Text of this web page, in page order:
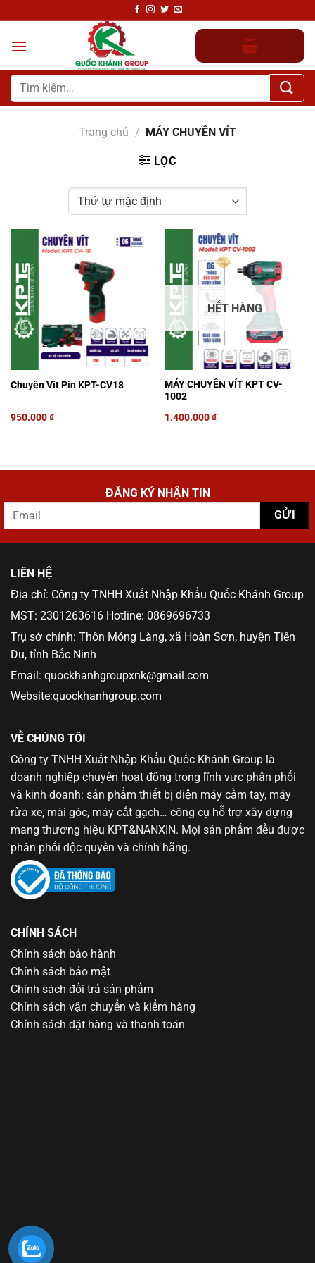
đến
nội
Tìm
kiếm:
Trang chủ / MÁY CHUYÊN VÍT
LỌC
Chuyên Vít Pin KPT-CV18
950.000₫
HẾT HÀNG
MÁY CHUYÊN VÍT KPT CV-
1002
1.400.000₫
ĐĂNG KÝ NHẬN TIN
LIÊN HỆ
Địa chỉ: Công ty TNHH Xuất Nhập Khẩu Quốc Khánh Group
MST: 2301263616 Hotline: 0869696733
Trụ sở chính: Thôn Móng Làng, xã Hoàn Sơn, huyện Tiên
Du, tỉnh Bắc Ninh
Email: quockhanhgroupxnk@gmail.com
Website:quockhanhgroup.com
VỀ CHÚNG TÔI
Công ty TNHH Xuất Nhập Khẩu Quốc Khánh Group là
doanh nghiệp chuyên hoạt động trong lĩnh vực phân phối
và kinh doanh: sản phẩm thiết bị điện máy cầm tay, máy
rửa xe, mài góc, máy cắt gạch… công cụ hỗ trợ xây dựng
mang thương hiệu KPT&NANXIN. Mọi sản phẩm đều được
phân phối độc quyền và chính hãng.
CHÍNH SÁCH
Chính sách bảo hành
Chính sách bảo mật
Chính sách đổi trả sản phẩm
Chính sách vận chuyển và kiểm hàng
Chính sách đặt hàng và thanh toán